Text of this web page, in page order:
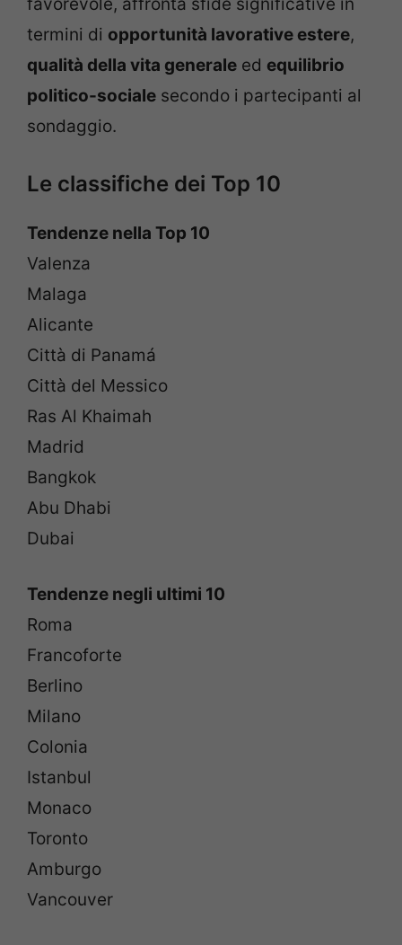
favorevole, affronta sfide significative in
termini di opportunità lavorative estere,
qualità della vita generale ed equilibrio
politico-sociale secondo i partecipanti al
sondaggio.
Le classifiche dei Top 10
Tendenze nella Top 10
Valenza
Malaga
Alicante
Città di Panamá
Città del Messico
Ras Al Khaimah
Madrid
Bangkok
Abu Dhabi
Dubai
Tendenze negli ultimi 10
Roma
Francoforte
Berlino
Milano
Colonia
Istanbul
Monaco
Toronto
Amburgo
Vancouver